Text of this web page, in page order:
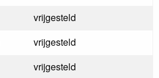
vrijgesteld
vrijgesteld
vrijgesteld